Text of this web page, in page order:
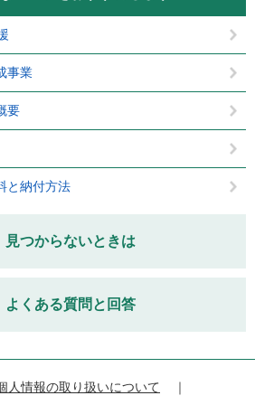
事業
要
と納付方法
見つからないときは
よくある質問と回答
人情報の取り扱いについて